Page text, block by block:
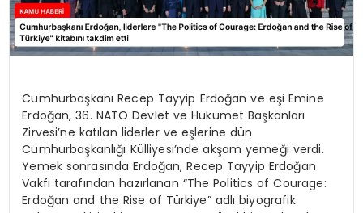
Cumhurbaşkanı Recep Tayyip Erdoğan ve eşi Emine
Erdoğan, 36. NATO Devlet ve Hükümet Başkanları
Zirvesi’ne katılan liderler ve eşlerine dün
Cumhurbaşkanlığı Külliyesi’nde akşam yemeği verdi.
Yemek sonrasında Erdoğan, Recep Tayyip Erdoğan
Vakfı tarafından hazırlanan “The Politics of Courage:
Erdoğan and the Rise of Türkiye” adlı biyografik